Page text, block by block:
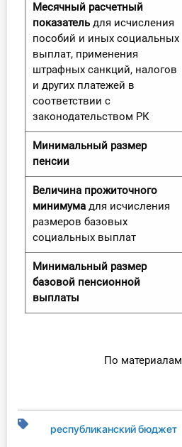
Месячный расчетный
показатель для исчисления
пособий и иных социальных
выплат, применения
штрафных санкций, налогов
и других платежей в
соответствии с
законодательством РК
Минимальный размер
пенсии
Величина прожиточного
минимума для исчисления
размеров базовых
социальных выплат
Минимальный размер
базовой пенсионной
выплаты
По материалам
республиканский бюджет